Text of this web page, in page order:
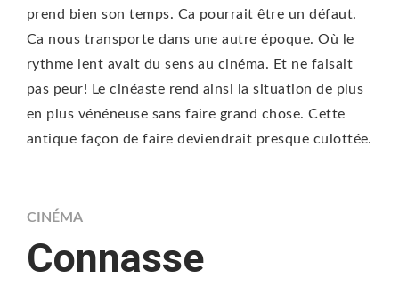
prend bien son temps. Ca pourrait être un défaut.
Ca nous transporte dans une autre époque. Où le
rythme lent avait du sens au cinéma. Et ne faisait
pas peur! Le cinéaste rend ainsi la situation de plus
en plus vénéneuse sans faire grand chose. Cette
antique façon de faire deviendrait presque culottée.
CINÉMA
Connasse